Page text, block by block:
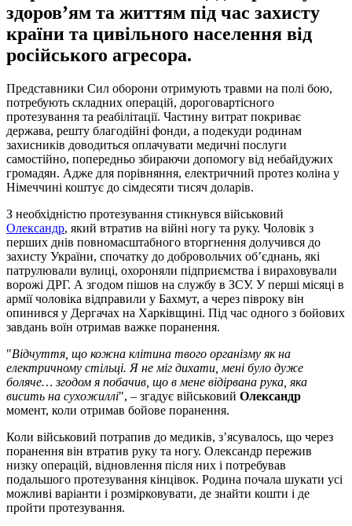
здоровʼям та життям під час захисту
країни та цивільного населення від
російського агресора.
Представники Сил оборони отримують травми на полі бою,
потребують складних операцій, дороговартісного
протезування та реабілітації. Частину витрат покриває
держава, решту благодійні фонди, а подекуди родинам
захисників доводиться оплачувати медичні послуги
самостійно, попередньо збираючи допомогу від небайдужих
громадян. Адже для порівняння, електричний протез коліна у
Німеччині коштує до сімдесяти тисяч доларів.
З необхідністю протезування стикнувся військовий
Олександр, який втратив на війні ногу та руку. Чоловік з
перших днів повномасштабного вторгнення долучився до
захисту України, спочатку до добровольчих обʼєднань, які
патрулювали вулиці, охороняли підприємства і вираховували
ворожі ДРГ. А згодом пішов на службу в ЗСУ. У перші місяці в
армії чоловіка відправили у Бахмут, а через півроку він
опинився у Дергачах на Харківщині. Під час одного з бойових
завдань воїн отримав важке поранення.
"Відчуття, що кожна клітина твого організму як на
електричному стільці. Я не міг дихати, мені було дуже
боляче… згодом я побачив, що в мене відірвана рука, яка
висить на сухожиллі", – згадує військовий Олександр
момент, коли отримав бойове поранення.
Коли військовий потрапив до медиків, зʼясувалось, що через
поранення він втратив руку та ногу. Олександр пережив
низку операцій, відновлення після них і потребував
подальшого протезування кінцівок. Родина почала шукати усі
можливі варіанти і розмірковувати, де знайти кошти і де
пройти протезування.